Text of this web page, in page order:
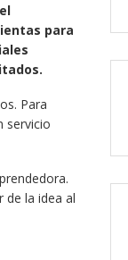
para
Para
servicio
de la idea al